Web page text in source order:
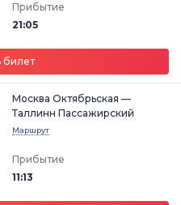
Прибытие
21:05
билет
Москва Октябрьская —
Таллинн Пассажирский
Маршрут
Прибытие
11:13